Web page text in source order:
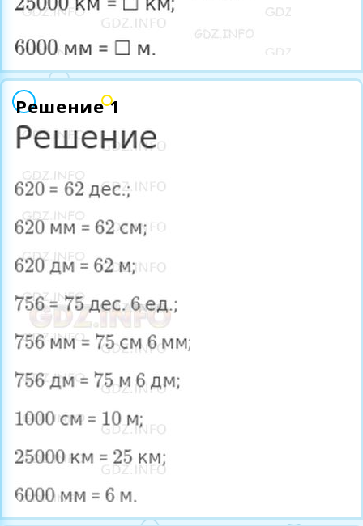
Решение 1